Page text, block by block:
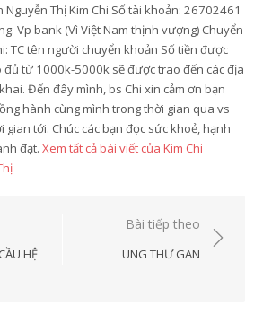
Nguyễn Thị Kim Chi Số tài khoản: 26702461
Vp bank (Vì Việt Nam thịnh vượng) Chuyển
TC tên người chuyển khoản Số tiền được
đủ từ 1000k-5000k sẽ được trao đến các địa
Đến đây mình, bs Chi xin cảm ơn bạn
hành cùng mình trong thời gian qua vs
gian tới. Chúc các bạn đọc sức khoẻ, hạnh
đạt. Xem tất cả bài viết của Kim Chi
HỆ
Bài tiếp theo
UNG THƯ GAN